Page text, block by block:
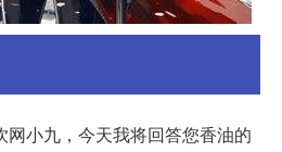
网小九，今天我将回答您香油的